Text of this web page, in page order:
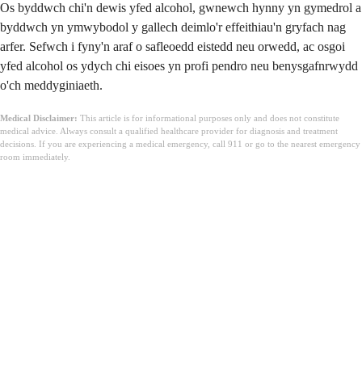
Os byddwch chi'n dewis yfed alcohol, gwnewch hynny yn gymedrol a
byddwch yn ymwybodol y gallech deimlo'r effeithiau'n gryfach nag
arfer. Sefwch i fyny'n araf o safleoedd eistedd neu orwedd, ac osgoi
yfed alcohol os ydych chi eisoes yn profi pendro neu benysgafnrwydd
o'ch meddyginiaeth.
Medical Disclaimer: This article is for informational purposes only and does not constitute
medical advice. Always consult a qualified healthcare provider for diagnosis and treatment
decisions. If you are experiencing a medical emergency, call 911 or go to the nearest emergency
room immediately.